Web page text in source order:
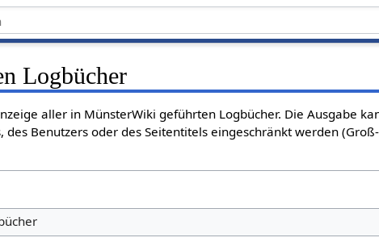
Logbücher
aller in MünsterWiki geführten Logbücher. Die Ausgabe
des Benutzers oder des Seitentitels eingeschränkt werden